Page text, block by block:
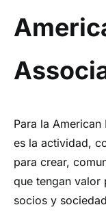
Para la
es la actividad,
para crear,
que tengan valor
socios y